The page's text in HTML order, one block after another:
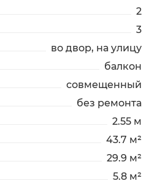
2
3
во двор, на улицу
балкон
совмещенный
без ремонта
2.55 м
43.7 м²
29.9 м²
5.8 м²